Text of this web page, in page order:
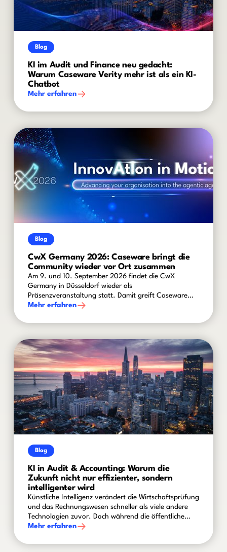
Blog
KI im Audit und Finance neu gedacht:
Warum Caseware Verity mehr ist als ein KI-
Chatbot
Mehr erfahren
Blog
CwX Germany 2026: Caseware bringt die
Community wieder vor Ort zusammen
Am 9. und 10. September 2026 findet die CwX
Germany in Düsseldorf wieder als
Präsenzveranstaltung statt. Damit greift Caseware
den vielfach geäußerten Wunsch nach mehr
Rahmen für aktuelle Branchenthemen, innovative
Mehr erfahren
Blog
KI in Audit & Accounting: Warum die
Zukunft nicht nur effizienter, sondern
intelligenter wird
Künstliche Intelligenz verändert die Wirtschaftsprüfung
und das Rechnungswesen schneller als viele andere
Technologien zuvor. Doch während die öffentliche
Diskussion häufig von Automatisierung und
Praxis ein differenzierteres Bild: Die eigentliche
Mehr erfahren